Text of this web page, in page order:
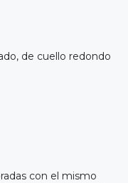
de cuello redondo
con el mismo